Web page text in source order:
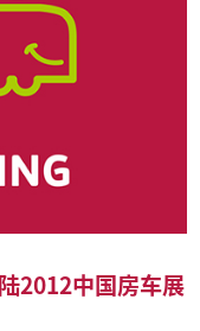
2012中国房车展